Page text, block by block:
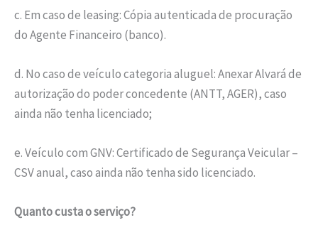
c. Em caso de leasing: Cópia autenticada de procuração
do Agente Financeiro (banco).
d. No caso de veículo categoria aluguel: Anexar Alvará de
autorização do poder concedente (ANTT, AGER), caso
ainda não tenha licenciado;
e. Veículo com GNV: Certificado de Segurança Veicular –
CSV anual, caso ainda não tenha sido licenciado.
Quanto custa o serviço?